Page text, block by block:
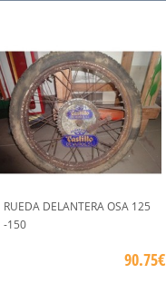
RUEDA DELANTERA OSA 125
-150
90.75€